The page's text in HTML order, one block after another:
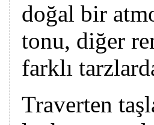
doğal bir
tonu, diğer
farklı
Traverten